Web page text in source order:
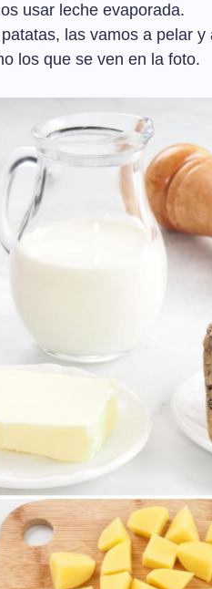
usar leche evaporada.
las vamos a pelar
los que se ven en la foto.